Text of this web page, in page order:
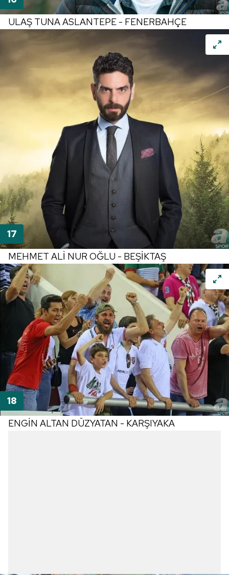
ULAŞ TUNA ASLANTEPE - FENERBAHÇE
MEHMET ALİ NUR OĞLU - BEŞİKTAŞ
ENGİN ALTAN DÜZYATAN - KARŞIYAKA